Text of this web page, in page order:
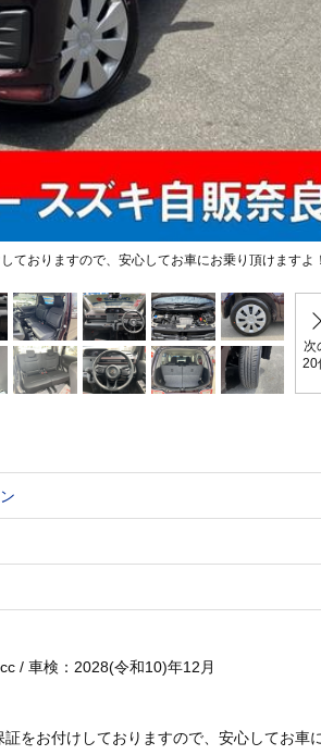
おりますので、安心してお車にお乗り頂けますよ
次
20
/ 車検：2028(令和10)年12月
をお付けしておりますので、安心してお車